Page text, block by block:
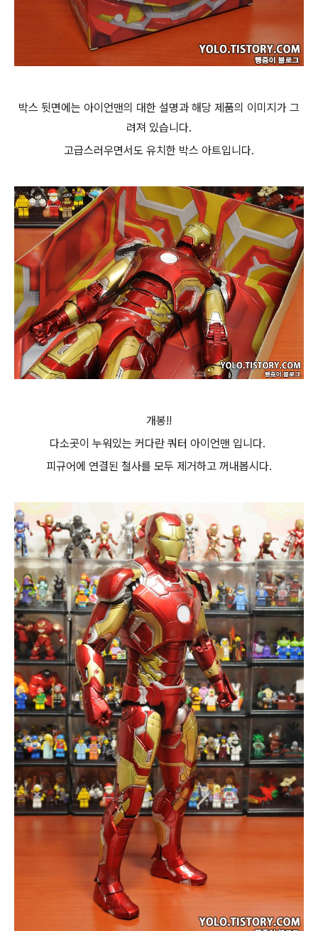
박스 뒷면에는 아이언맨의 대한 설명과 해당 제품의 이미지가 그
려져 있습니다.
고급스러우면서도 유치한 박스 아트입니다.
개봉!!
다소곳이 누워있는 커다란 쿼터 아이언맨 입니다.
피규어에 연결된 철사를 모두 제거하고 꺼내봅시다.